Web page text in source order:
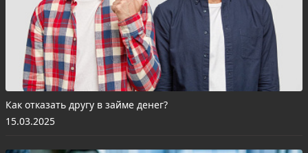
Как отказать другу в займе денег?
15.03.2025